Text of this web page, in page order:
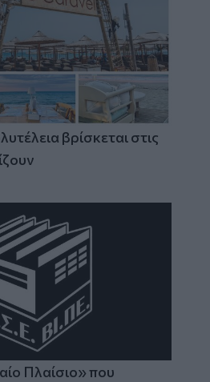
βρίσκεται στις
Πλαίσιο» που